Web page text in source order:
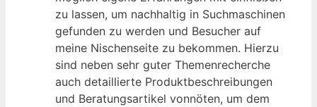
zu lassen, um nachhaltig in Suchmaschinen
gefunden zu werden und Besucher auf
meine Nischenseite zu bekommen. Hierzu
sind neben sehr guter Themenrecherche
auch detaillierte Produktbeschreibungen
und Beratungsartikel vonnöten, um dem